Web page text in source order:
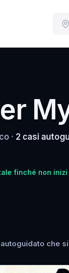
· 2 casi
finché non
che